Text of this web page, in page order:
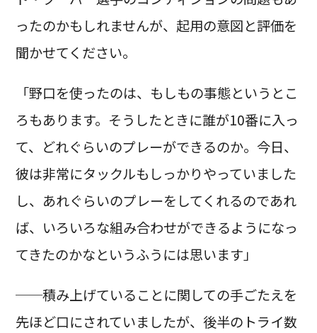
ったのかもしれませんが、起用の意図と評価を
聞かせてください。
「野口を使ったのは、もしもの事態というとこ
ろもあります。そうしたときに誰が10番に入っ
て、どれぐらいのプレーができるのか。今日、
彼は非常にタックルもしっかりやっていました
し、あれぐらいのプレーをしてくれるのであれ
ば、いろいろな組み合わせができるようになっ
てきたのかなというふうには思います」
──積み上げていることに関しての手ごたえを
先ほど口にされていましたが、後半のトライ数